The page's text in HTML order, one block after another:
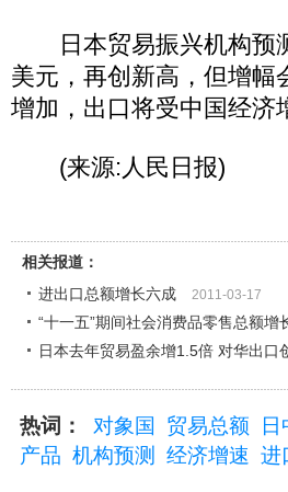
日本贸易振兴机构预
美元，再创新高，但增幅
增加，出口将受中国经济
(来源:人民日报)
相关报道：
进出口总额增长六成
2011-03-17
“十一五”期间社会消费品零售总额增
日本去年贸易盈余增1.5倍 对华出口
热词： 对象国 贸易总额
产品 机构预测 经济增速 进